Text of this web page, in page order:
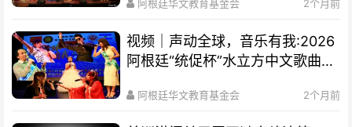
阿根廷华文教育基金会 2个月前
视频｜声动全球，音乐有我:2026
阿根廷“统促杯”水立方中文歌曲大
阿根廷华文教育基金会 2个月前